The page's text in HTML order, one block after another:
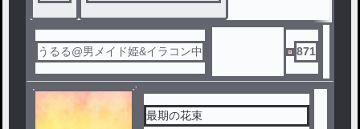
うるる@男メイド姫&イラコン中 871
最期の花束